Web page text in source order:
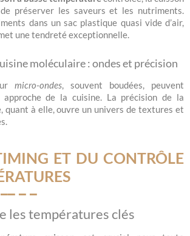
préserver les saveurs et les nutriments.
dans un sac plastique quasi vide d’air,
une tendreté exceptionnelle.
moléculaire : ondes et précision
micro-ondes , souvent boudées, peuvent
de la cuisine. La précision de la
quant à elle, ouvre un univers de textures et
ET DU CONTRÔLE
les températures clés